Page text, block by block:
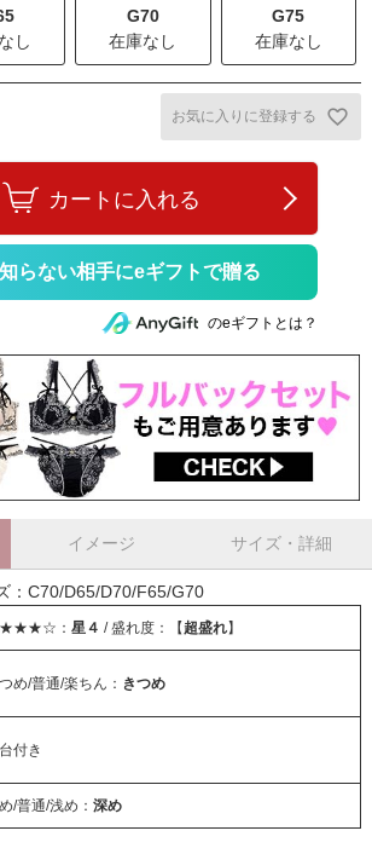
し
G70
在庫なし
G75
在庫なし
お気に入りに登録する
カートに入れる
らない相手にeギフトで贈る
のeギフトとは？
イメージ サイズ・詳細
：C70/D65/D70/F65/G70
： 星４ / 盛れ度：【超盛れ】
め/普通/楽ちん： きつめ
付き
/普通/浅め： 深め